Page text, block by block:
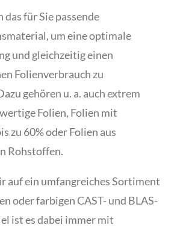
für Sie passende
um eine optimale
und gleichzeitig einen
Folienverbrauch zu
gehören u. a. auch extrem
Folien, Folien mit
zu 60% oder Folien aus
Rohstoffen.
auf ein umfangreiches Sortiment
oder farbigen CAST- und BLAS-
ist es dabei immer mit